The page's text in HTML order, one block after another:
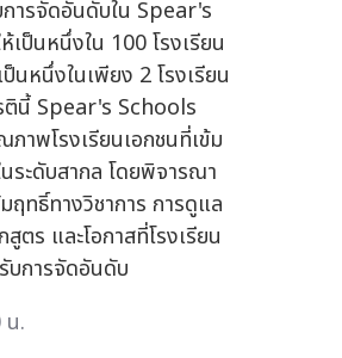
ารจัดอันดับใน Spear's
ป็นหนึ่งใน 100 โรงเรียน
นหนึ่งในเพียง 2 โรงเรียน
ตินี้ Spear's Schools
าพโรงเรียนเอกชนที่เข้ม
ระดับสากล โดยพิจารณา
ทธิ์ทางวิชาการ การดูแล
ตร และโอกาสที่โรงเรียน
บการจัดอันดับ
น.